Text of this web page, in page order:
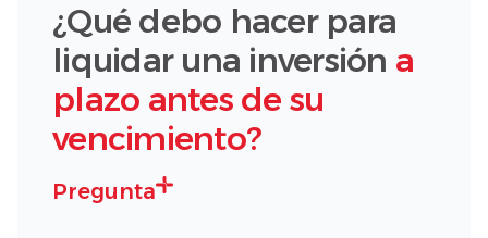
¿Qué debo hacer para
liquidar una inversión a
plazo antes de su
vencimiento?
Pregunta